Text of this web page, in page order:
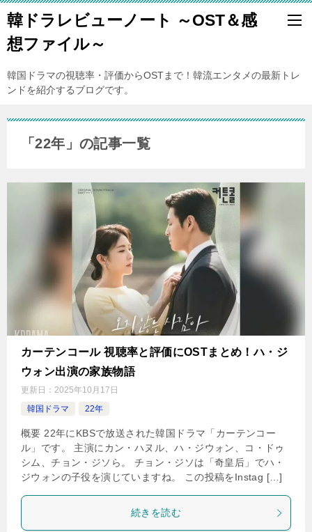
韓ドラレビューノート ～OST＆感
想ファイル～
韓国ドラマの視聴率・評価からOSTまで！韓流エンタメの最新トレ
ンドを紹介するブログです。
「22年」の記事一覧
カーテンコール 視聴率と評価にOSTまとめ！ハ・ジ
ウォン出演の家族物語
更新日： 2025年10月17日
韓国ドラマ
22年
概要 22年にKBSで放送された韓国ドラマ「カーテンコー
ル」です。 主演にカン・ハヌル、ハ・ジウォン、コ・ドゥ
シム、チョン・ジソら。 チョン・ジソは「奇皇后」でハ・
ジウォンの子役を演じていますね。 この投稿をInstag […]
続きを読む